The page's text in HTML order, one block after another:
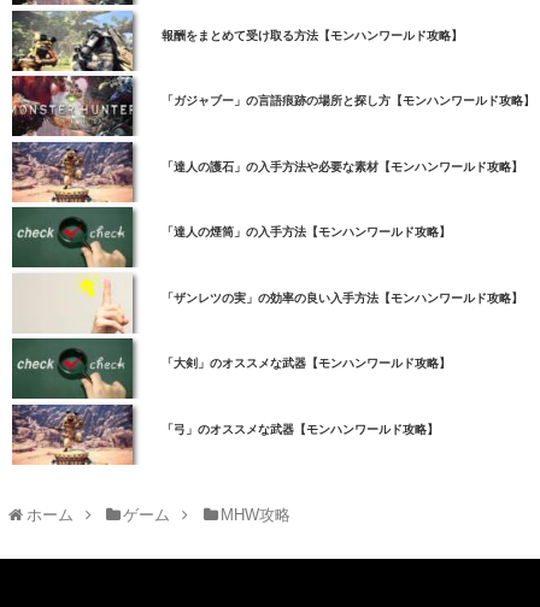
報酬をまとめて受け取る方法【モンハンワールド攻略】
「ガジャブー」の言語痕跡の場所と探し方【モンハンワールド攻略】
「達人の護石」の入手方法や必要な素材【モンハンワールド攻略】
「達人の煙筒」の入手方法【モンハンワールド攻略】
「ザンレツの実」の効率の良い入手方法【モンハンワールド攻略】
「大剣」のオススメな武器【モンハンワールド攻略】
「弓」のオススメな武器【モンハンワールド攻略】
ホーム ゲーム MHW攻略